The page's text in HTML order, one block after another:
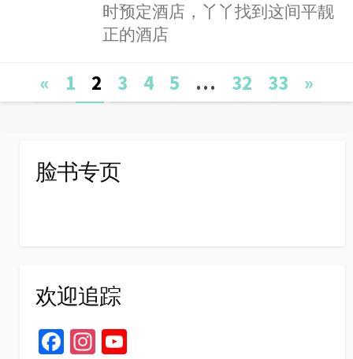
时预定酒店，丫丫找到这间平靓
正的酒店
Posts
« 1 2 3 4 5 … 32 33 »
脸书专页
欢迎追踪
Fa In